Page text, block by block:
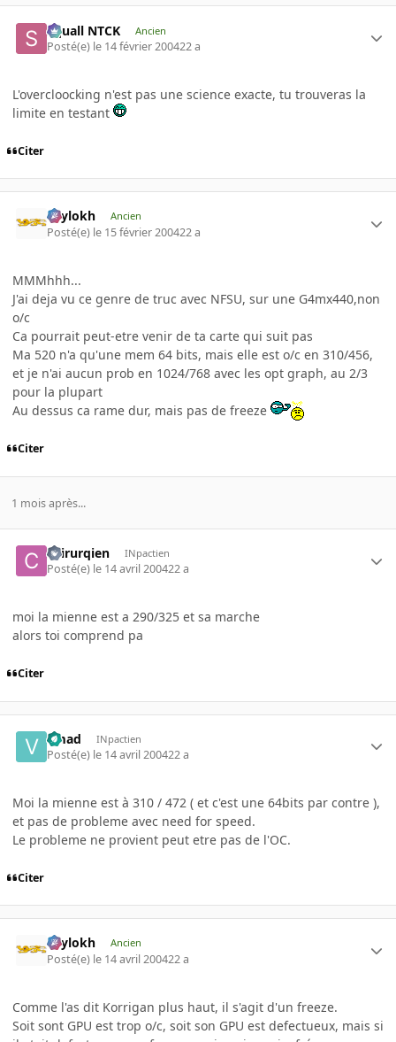
Squall NTCK Ancien
Posté(e) le 14 février 200422 a
L'overcloocking n'est pas une science exacte, tu trouveras la
limite en testant
Citer
Psylokh Ancien
Posté(e) le 15 février 200422 a
MMMhhh...
J'ai deja vu ce genre de truc avec NFSU, sur une G4mx440,non
o/c
Ca pourrait peut-etre venir de ta carte qui suit pas
Ma 520 n'a qu'une mem 64 bits, mais elle est o/c en 310/456,
et je n'ai aucun prob en 1024/768 avec les opt graph, au 2/3
pour la plupart
Au dessus ca rame dur, mais pas de freeze
Citer
1 mois après...
chirurqien INpactien
Posté(e) le 14 avril 200422 a
moi la mienne est a 290/325 et sa marche
alors toi comprend pa
Citer
vmad INpactien
Posté(e) le 14 avril 200422 a
Moi la mienne est à 310 / 472 ( et c'est une 64bits par contre ),
et pas de probleme avec need for speed.
Le probleme ne provient peut etre pas de l'OC.
Citer
Psylokh Ancien
Posté(e) le 14 avril 200422 a
Comme l'as dit Korrigan plus haut, il s'agit d'un freeze.
Soit sont GPU est trop o/c, soit son GPU est defectueux, mais si